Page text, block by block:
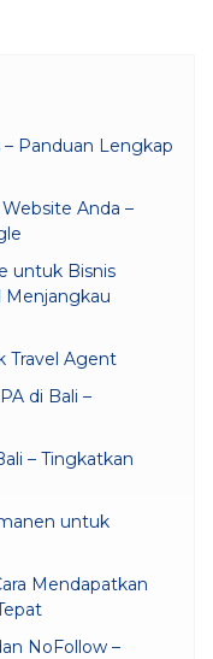
Panduan Lengkap
Anda –
untuk Bisnis
Menjangkau
Travel Agent
di Bali –
– Tingkatkan
untuk
Mendapatkan
NoFollow –